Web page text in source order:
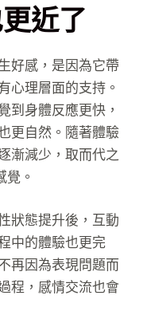
近了
好感，是因為它帶
心理層面的支持。
到身體反應更快，
更自然。隨著體驗
漸減少，取而代之
覺。
狀態提升後，互動
中的體驗也更完
再因為表現問題而
程，感情交流也會